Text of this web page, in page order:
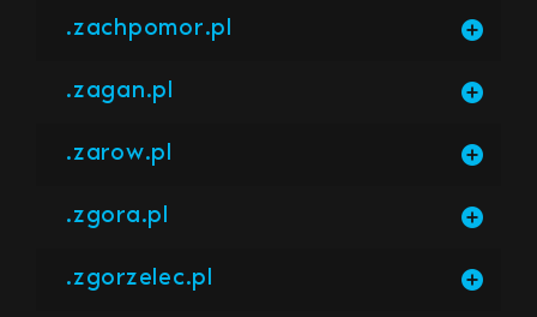
.zachpomor.pl
.zagan.pl
.zarow.pl
.zgora.pl
.zgorzelec.pl